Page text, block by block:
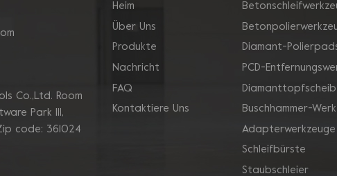
Co.,Ltd. Room
Park Ill,
code: 361024
Heim
Über Uns
Produkte
Nachricht
FAQ
Kontaktiere Uns
Diamant-
PCD-
Buschhammer-
Adapterwerkzeuge
Schleifbürste
Staubschleier